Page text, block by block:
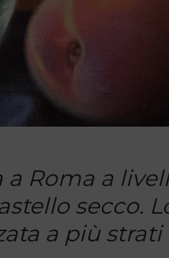
a Roma a
secco.
a più